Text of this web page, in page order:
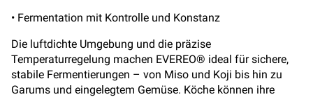
• Fermentation mit Kontrolle und Konstanz
Die luftdichte Umgebung und die präzise
Temperaturregelung machen EVEREO® ideal für sichere,
stabile Fermentierungen – von Miso und Koji bis hin zu
Garums und eingelegtem Gemüse. Köche können ihre